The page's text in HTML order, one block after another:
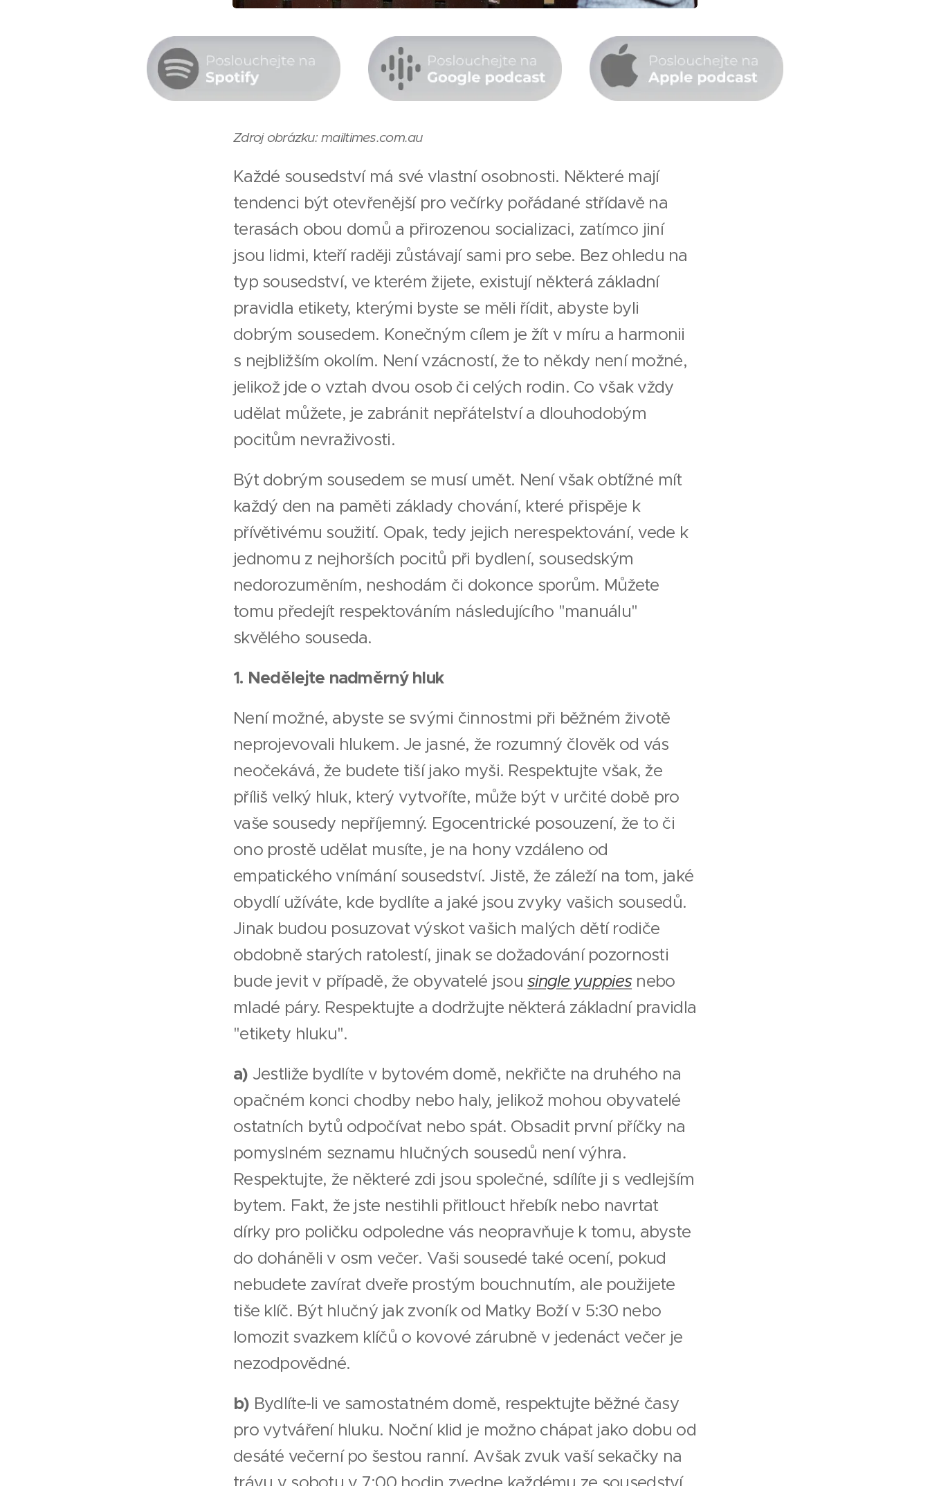
Zdroj obrázku: mailtimes.com.au
Každé sousedství má své vlastní osobnosti. Některé mají
tendenci být otevřenější pro večírky pořádané střídavě na
terasách obou domů a přirozenou socializaci, zatímco jiní
jsou lidmi, kteří raději zůstávají sami pro sebe. Bez ohledu na
typ sousedství, ve kterém žijete, existují některá základní
pravidla etikety, kterými byste se měli řídit, abyste byli
dobrým sousedem. Konečným cílem je žít v míru a harmonii
s nejbližším okolím. Není vzácností, že to někdy není možné,
jelikož jde o vztah dvou osob či celých rodin. Co však vždy
udělat můžete, je zabránit nepřátelství a dlouhodobým
pocitům nevraživosti.
Být dobrým sousedem se musí umět. Není však obtížné mít
každý den na paměti základy chování, které přispěje k
přívětivému soužití. Opak, tedy jejich nerespektování, vede k
jednomu z nejhorších pocitů při bydlení, sousedským
nedorozuměním, neshodám či dokonce sporům. Můžete
tomu předejít respektováním následujícího "manuálu"
skvělého souseda.
1. Nedělejte nadměrný hluk
Není možné, abyste se svými činnostmi při běžném životě
neprojevovali hlukem. Je jasné, že rozumný člověk od vás
neočekává, že budete tiší jako myši. Respektujte však, že
příliš velký hluk, který vytvoříte, může být v určité době pro
vaše sousedy nepříjemný. Egocentrické posouzení, že to či
ono prostě udělat musíte, je na hony vzdáleno od
empatického vnímání sousedství. Jistě, že záleží na tom, jaké
obydlí užíváte, kde bydlíte a jaké jsou zvyky vašich sousedů.
Jinak budou posuzovat výskot vašich malých dětí rodiče
obdobně starých ratolestí, jinak se dožadování pozornosti
bude jevit v případě, že obyvatelé jsousingle yuppiesnebo
mladé páry. Respektujte a dodržujte některá základní pravidla
"etikety hluku".
a) Jestliže bydlíte v bytovém domě, nekřičte na druhého na
opačném konci chodby nebo haly, jelikož mohou obyvatelé
ostatních bytů odpočívat nebo spát. Obsadit první příčky na
pomyslném seznamu hlučných sousedů není výhra.
Respektujte, že některé zdi jsou společné, sdílíte ji s vedlejším
bytem. Fakt, že jste nestihli přitlouct hřebík nebo navrtat
dírky pro poličku odpoledne vás neopravňuje k tomu, abyste
do doháněli v osm večer. Vaši sousedé také ocení, pokud
nebudete zavírat dveře prostým bouchnutím, ale použijete
tiše klíč. Být hlučný jak zvoník od Matky Boží v 5:30 nebo
lomozit svazkem klíčů o kovové zárubně v jedenáct večer je
nezodpovědné.
b) Bydlíte-li ve samostatném domě, respektujte běžné časy
pro vytváření hluku. Noční klid je možno chápat jako dobu od
desáté večerní po šestou ranní. Avšak zvuk vaší sekačky na